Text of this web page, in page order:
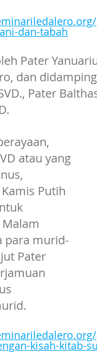
dan-tabah
Pater
dan
Pater
atau yang
Putih
para murid-
Pater
kisah-kitab-